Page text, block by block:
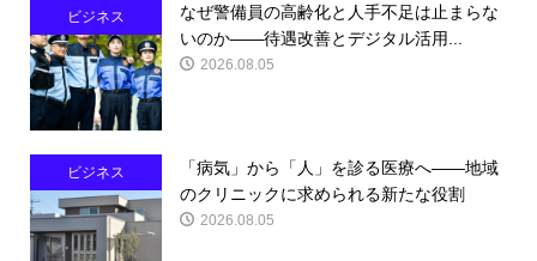
ビジネス
なぜ警備員の高齢化と人手不足は止まらな
いのか――待遇改善とデジタル活用...
2026.08.05
ビジネス
「病気」から「人」を診る医療へ――地域
のクリニックに求められる新たな役割
2026.08.05